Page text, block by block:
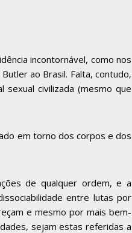
incontornável, como nos
ao Brasil. Falta, contudo,
civilizada (mesmo que
em torno dos corpos e dos
de qualquer ordem, e a
entre lutas por
e mesmo por mais bem-
sejam estas referidas a